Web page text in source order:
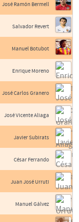
José Ramón Bermell
Salvador Revert
Manuel Botubot
Enrique Moreno
José Carlos Granero
José Vicente Aliaga
Javier Subirats
César Ferrando
Juan José Urruti
Manuel Gálvez